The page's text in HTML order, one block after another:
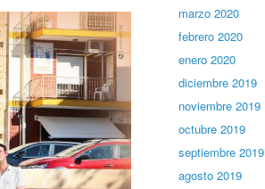
marzo 2020
febrero 2020
enero 2020
diciembre 2019
noviembre 2019
octubre 2019
septiembre 2019
agosto 2019